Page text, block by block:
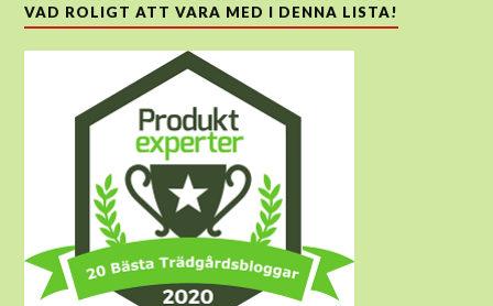
VAD ROLIGT ATT VARA MED I DENNA LISTA!